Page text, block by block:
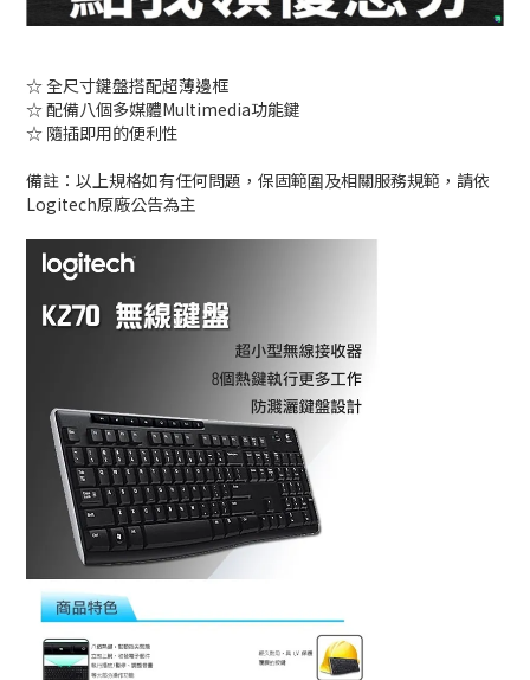
☆ 全尺寸鍵盤搭配超薄邊框
☆ 配備八個多媒體Multimedia功能鍵
☆ 隨插即用的便利性
備註：以上規格如有任何問題，保固範圍及相關服務規範，請依
Logitech原廠公告為主